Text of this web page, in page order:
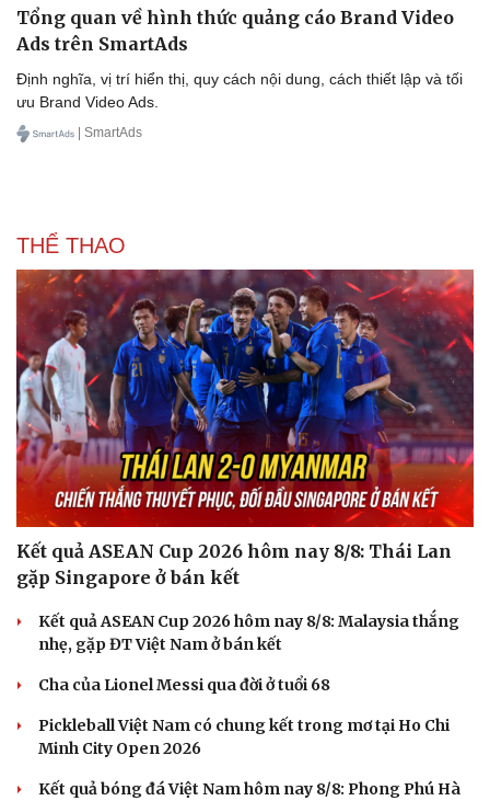
Sản phụ khoa
Nhi khoa
Nam khoa
Làm đẹp - giảm cân
Phòng mạch online
Ăn sạch sống khỏe
Tổng quan về hình thức quảng cáo Brand Video
Ads trên SmartAds
Định nghĩa, vị trí hiển thị, quy cách nội dung, cách thiết lập và tối
ưu Brand Video Ads.
| SmartAds
THỂ THAO
Kết quả ASEAN Cup 2026 hôm nay 8/8: Thái Lan
gặp Singapore ở bán kết
Kết quả ASEAN Cup 2026 hôm nay 8/8: Malaysia thắng
nhẹ, gặp ĐT Việt Nam ở bán kết
Cha của Lionel Messi qua đời ở tuổi 68
Pickleball Việt Nam có chung kết trong mơ tại Ho Chi
Minh City Open 2026
Kết quả bóng đá Việt Nam hôm nay 8/8: Phong Phú Hà